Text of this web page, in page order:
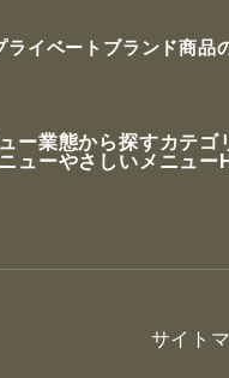
ライベートブランド商品
ー業態から探すカテゴ
ューやさしいメニュー
サイト